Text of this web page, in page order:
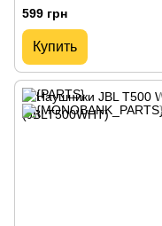
599 грн
Купить